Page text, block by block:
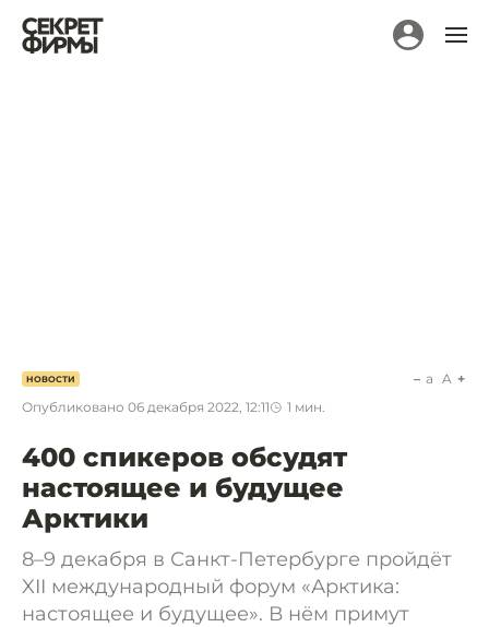
НОВОСТИ
Опубликовано 06 декабря 2022, 12:11 1 мин.
a A
400 спикеров обсудят
настоящее и будущее
Арктики
8–9 декабря в Санкт-Петербурге пройдёт
XII международный форум «Арктика:
настоящее и будущее». В нём примут